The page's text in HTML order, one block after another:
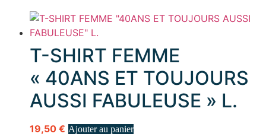
T-SHIRT FEMME
« 40ANS ET TOUJOURS
AUSSI FABULEUSE » L.
19,50 € Ajouter au panier